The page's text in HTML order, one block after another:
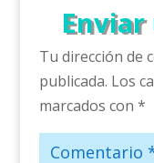
Tu dirección de
publicada. Los
marcados con *